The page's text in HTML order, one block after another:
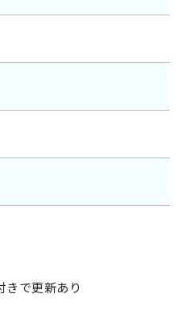
で更新あり